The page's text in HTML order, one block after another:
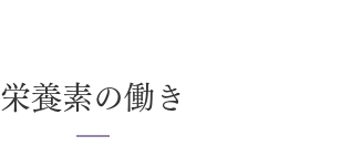
栄養素の働き